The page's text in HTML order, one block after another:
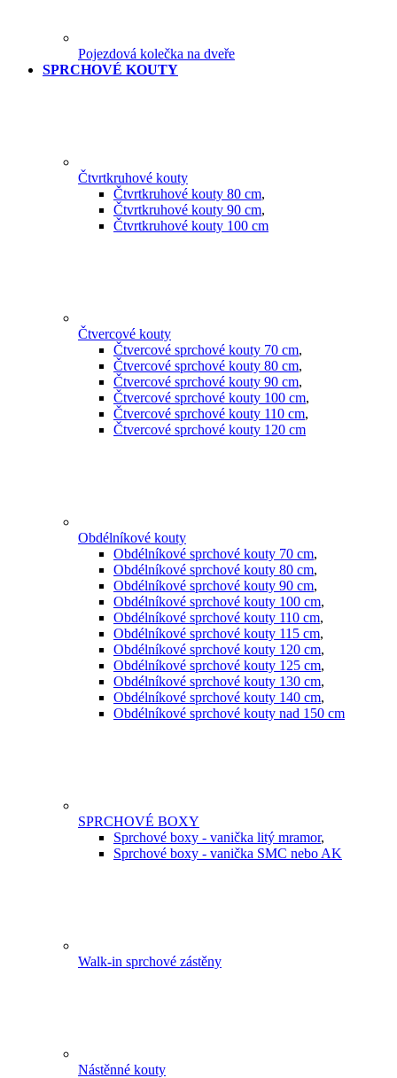
Pojezdová kolečka na dveře
SPRCHOVÉ KOUTY
Čtvrtkruhové kouty
Čtvrtkruhové kouty 80 cm,
Čtvrtkruhové kouty 90 cm,
Čtvrtkruhové kouty 100 cm
Čtvercové kouty
Čtvercové sprchové kouty 70 cm,
Čtvercové sprchové kouty 80 cm,
Čtvercové sprchové kouty 90 cm,
Čtvercové sprchové kouty 100 cm,
Čtvercové sprchové kouty 110 cm,
Čtvercové sprchové kouty 120 cm
Obdélníkové kouty
Obdélníkové sprchové kouty 70 cm,
Obdélníkové sprchové kouty 80 cm,
Obdélníkové sprchové kouty 90 cm,
Obdélníkové sprchové kouty 100 cm,
Obdélníkové sprchové kouty 110 cm,
Obdélníkové sprchové kouty 115 cm,
Obdélníkové sprchové kouty 120 cm,
Obdélníkové sprchové kouty 125 cm,
Obdélníkové sprchové kouty 130 cm,
Obdélníkové sprchové kouty 140 cm,
Obdélníkové sprchové kouty nad 150 cm
SPRCHOVÉ BOXY
Sprchové boxy - vanička litý mramor,
Sprchové boxy - vanička SMC nebo AK
Walk-in sprchové zástěny
Nástěnné kouty